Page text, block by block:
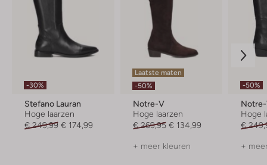
-30%
Stefano Lauran
Hoge laarzen
€ 249,99 € 174,99
Laatste maten
-50%
Notre-V
Hoge laarzen
€ 269,95 € 134,99
+ meer kleuren
-50%
Hoge
€
+